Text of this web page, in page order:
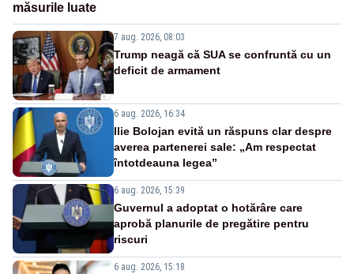
măsurile luate
7 aug. 2026, 08:03
Trump neagă că SUA se confruntă cu un
deficit de armament
6 aug. 2026, 16:34
Ilie Bolojan evită un răspuns clar despre
averea partenerei sale: „Am respectat
întotdeauna legea”
6 aug. 2026, 15:39
Guvernul a adoptat o hotărâre care
aprobă planurile de pregătire pentru
riscuri
6 aug. 2026, 15:18